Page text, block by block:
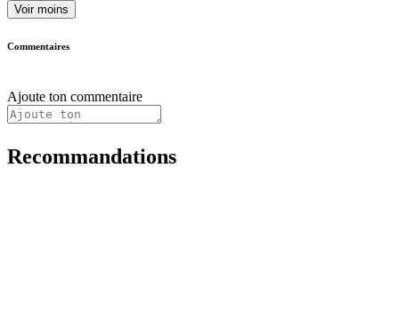
Voir moins
Commentaires
Ajoute ton commentaire
Recommandations